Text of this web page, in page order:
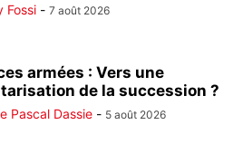
Fossi - 7 août 2026
armées : Vers une
de la succession ?
Pascal Dassie - 5 août 2026